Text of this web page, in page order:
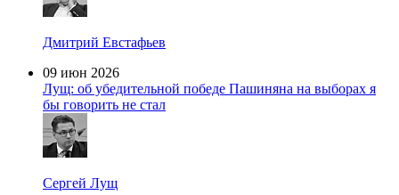
Дмитрий Евстафьев
09 июн 2026
Лущ: об убедительной победе Пашиняна на выборах я
бы говорить не стал
Сергей Лущ